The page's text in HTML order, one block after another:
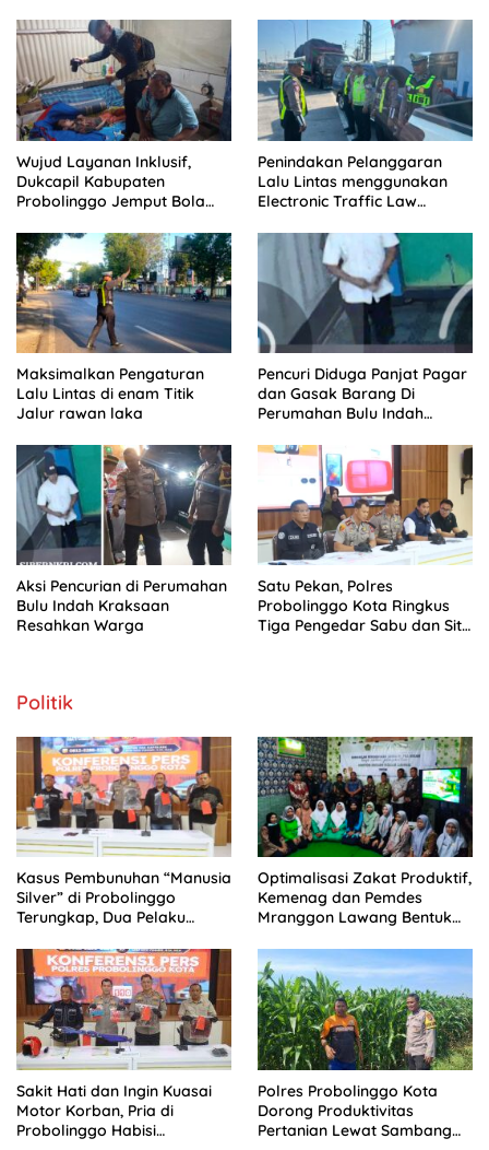
Wujud Layanan Inklusif,
Dukcapil Kabupaten
Probolinggo Jemput Bola
Disabilitas di Dringu
Penindakan Pelanggaran
Lalu Lintas menggunakan
Electronic Traffic Law
Handheld Di Pos Leces
Maksimalkan Pengaturan
Lalu Lintas di enam Titik
Jalur rawan laka
Pencuri Diduga Panjat Pagar
dan Gasak Barang Di
Perumahan Bulu Indah
CCTV
Aksi Pencurian di Perumahan
Bulu Indah Kraksaan
Resahkan Warga
Satu Pekan, Polres
Probolinggo Kota Ringkus
Tiga Pengedar Sabu dan Sita
Politik
Kasus Pembunuhan “Manusia
Silver” di Probolinggo
Terungkap, Dua Pelaku
Optimalisasi Zakat Produktif,
Kemenag dan Pemdes
Mranggon Lawang Bentuk
Zakat
Sakit Hati dan Ingin Kuasai
Motor Korban, Pria di
Probolinggo Habisi
Polres Probolinggo Kota
Dorong Produktivitas
Pertanian Lewat Sambang